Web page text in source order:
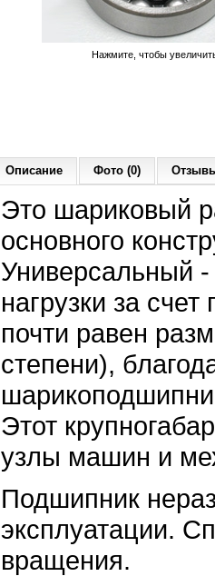
Нажмите, чтобы
Описание Фото (0)
Это шариковый
основного
Универсальный
нагрузки за
почти равен
степени),
Этот
узлы машин и
Подшипник
эксплуатации.
вращения.